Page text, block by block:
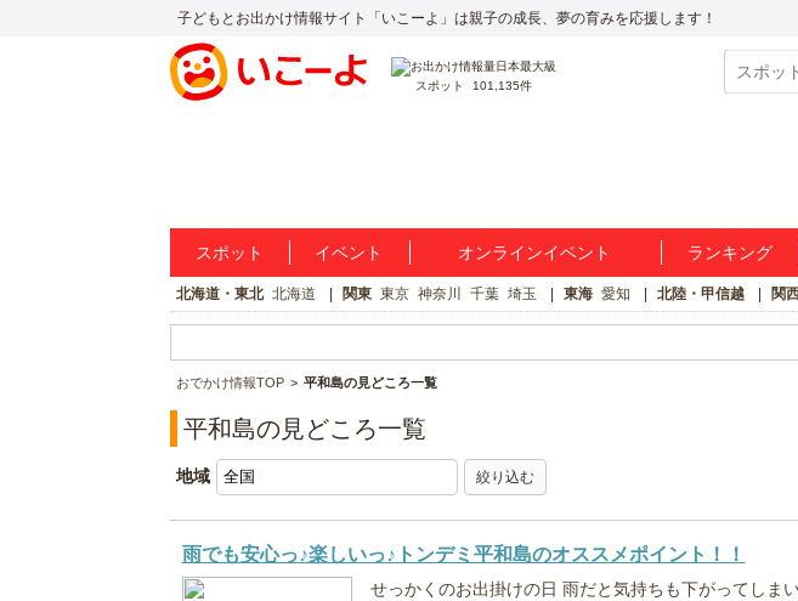
子どもとお出かけ情報サイト「いこーよ」は親子の成長、夢の育みを応援します！
スポット 101,135件
スポット イベント オンラインイベント ランキング
北海道・東北 北海道 関東 東京 神奈川 千葉 埼玉 東海 愛知 北陸・甲信越 関
おでかけ情報TOP 平和島の見どころ一覧
平和島の見どころ一覧
地域
雨でも安心っ♪楽しいっ♪トンデミ平和島のオススメポイント！！
せっかくのお出掛けの日 雨だと気持ちも下がってしま